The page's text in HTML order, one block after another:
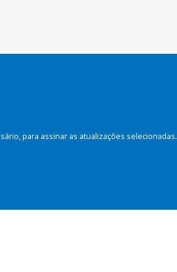
para assinar as atualizações selecionadas.